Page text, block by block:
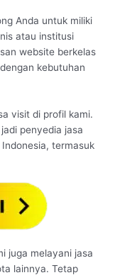
Anda untuk miliki
atau institusi
website berkelas
kebutuhan
visit di profil kami.
penyedia jasa
termasuk
juga melayani jasa
lainnya. Tetap